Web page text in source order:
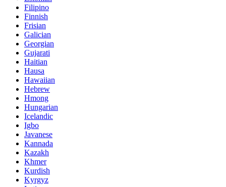
Filipino
Finnish
Frisian
Galician
Georgian
Gujarati
Haitian
Hausa
Hawaiian
Hebrew
Hmong
Hungarian
Icelandic
Igbo
Javanese
Kannada
Kazakh
Khmer
Kurdish
Kyrgyz